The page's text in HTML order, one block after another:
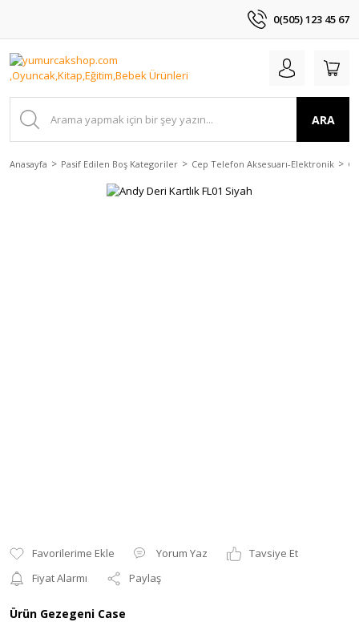
0(505) 123 45 67
ARA
Anasayfa Pasif Edilen Boş Kategoriler Cep Telefon Aksesuarı-Elektronik
Yorum Yaz
Tavsiye Et
Fiyat Alarmı
Paylaş
Ürün Gezegeni Case